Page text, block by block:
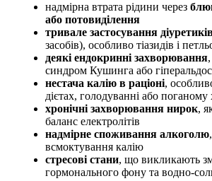
надмірна втрата рідини через
або потовиділення
тривале застосування
засобів), особливо тіазидів і
деякі ендокринні захворювання
синдром Кушинга або
нестача калію в раціоні,
дієтах, голодуванні або поганому
хронічні захворювання нирок,
баланс електролітів
надмірне споживання алкоголю
всмоктування калію
стресові стани, що викликають
гормонального фону та водно-